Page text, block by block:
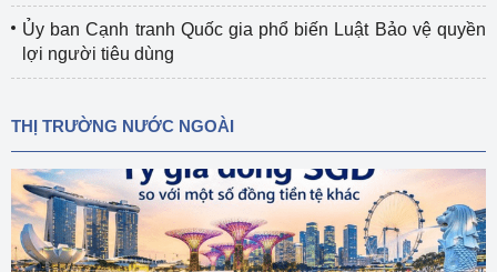
Ủy ban Cạnh tranh Quốc gia phổ biến Luật Bảo vệ quyền
lợi người tiêu dùng
THỊ TRƯỜNG NƯỚC NGOÀI